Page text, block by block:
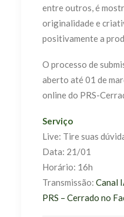
entre outros, é
originalidade e
positivamente a
O processo de
aberto até 01 de
online do PRS-
Serviço
Live: Tire suas
Data: 21/01
Horário: 16h
Transmissão: Canal
PRS – Cerrado no